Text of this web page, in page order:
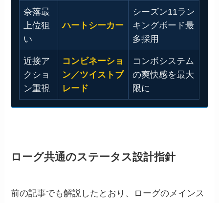
奈落最
上位狙
い
ハートシーカー
シーズン11ラン
キングボード最
多採用
近接ア
クショ
ン重視
コンビネーショ
ン／ツイストブ
レード
コンボシステム
の爽快感を最大
限に
ローグ共通のステータス設計指針
前の記事でも解説したとおり、ローグのメインス